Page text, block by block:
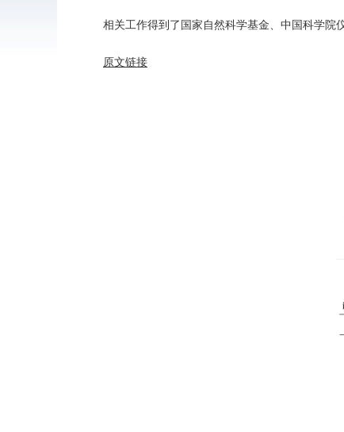
相关工作得到了国家自然科学基金、中国科学院仪
原文链接